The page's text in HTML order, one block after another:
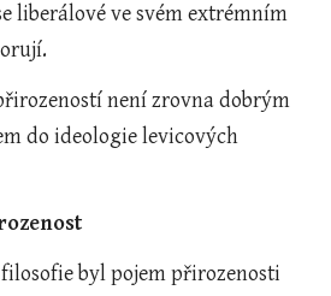
liberálové ve svém extrémním
není zrovna dobrým
do ideologie levicových
byl pojem přirozenosti